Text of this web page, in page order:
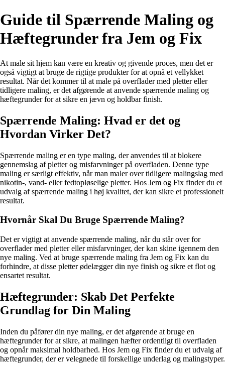
Guide til Spærrende Maling og
Hæftegrunder fra Jem og Fix
At male sit hjem kan være en kreativ og givende proces, men det er
også vigtigt at bruge de rigtige produkter for at opnå et vellykket
resultat. Når det kommer til at male på overflader med pletter eller
tidligere maling, er det afgørende at anvende spærrende maling og
hæftegrunder for at sikre en jævn og holdbar finish.
Spærrende Maling: Hvad er det og
Hvordan Virker Det?
Spærrende maling er en type maling, der anvendes til at blokere
gennemslag af pletter og misfarvninger på overfladen. Denne type
maling er særligt effektiv, når man maler over tidligere malingslag med
nikotin-, vand- eller fedtopløselige pletter. Hos Jem og Fix finder du et
udvalg af spærrende maling i høj kvalitet, der kan sikre et professionelt
resultat.
Hvornår Skal Du Bruge Spærrende Maling?
Det er vigtigt at anvende spærrende maling, når du står over for
overflader med pletter eller misfarvninger, der kan skine igennem den
nye maling. Ved at bruge spærrende maling fra Jem og Fix kan du
forhindre, at disse pletter ødelægger din nye finish og sikre et flot og
ensartet resultat.
Hæftegrunder: Skab Det Perfekte
Grundlag for Din Maling
Inden du påfører din nye maling, er det afgørende at bruge en
hæftegrunder for at sikre, at malingen hæfter ordentligt til overfladen
og opnår maksimal holdbarhed. Hos Jem og Fix finder du et udvalg af
hæftegrunder, der er velegnede til forskellige underlag og malingstyper.